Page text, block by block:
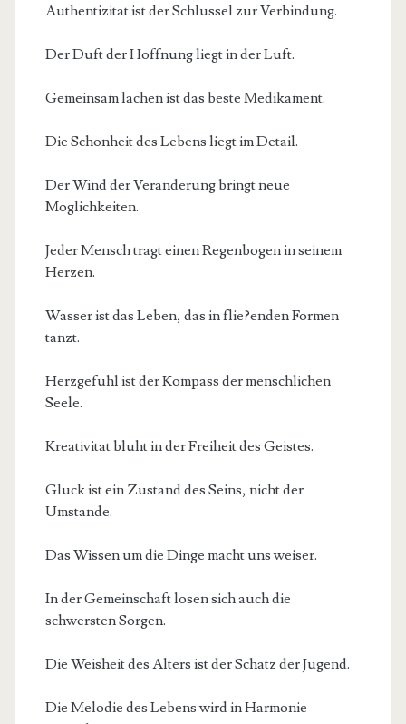
Authentizitat ist der Schlussel zur Verbindung.
Der Duft der Hoffnung liegt in der Luft.
Gemeinsam lachen ist das beste Medikament.
Die Schonheit des Lebens liegt im Detail.
Der Wind der Veranderung bringt neue
Moglichkeiten.
Jeder Mensch tragt einen Regenbogen in seinem
Herzen.
Wasser ist das Leben, das in flie?enden Formen
tanzt.
Herzgefuhl ist der Kompass der menschlichen
Seele.
Kreativitat bluht in der Freiheit des Geistes.
Gluck ist ein Zustand des Seins, nicht der
Umstande.
Das Wissen um die Dinge macht uns weiser.
In der Gemeinschaft losen sich auch die
schwersten Sorgen.
Die Weisheit des Alters ist der Schatz der Jugend.
Die Melodie des Lebens wird in Harmonie